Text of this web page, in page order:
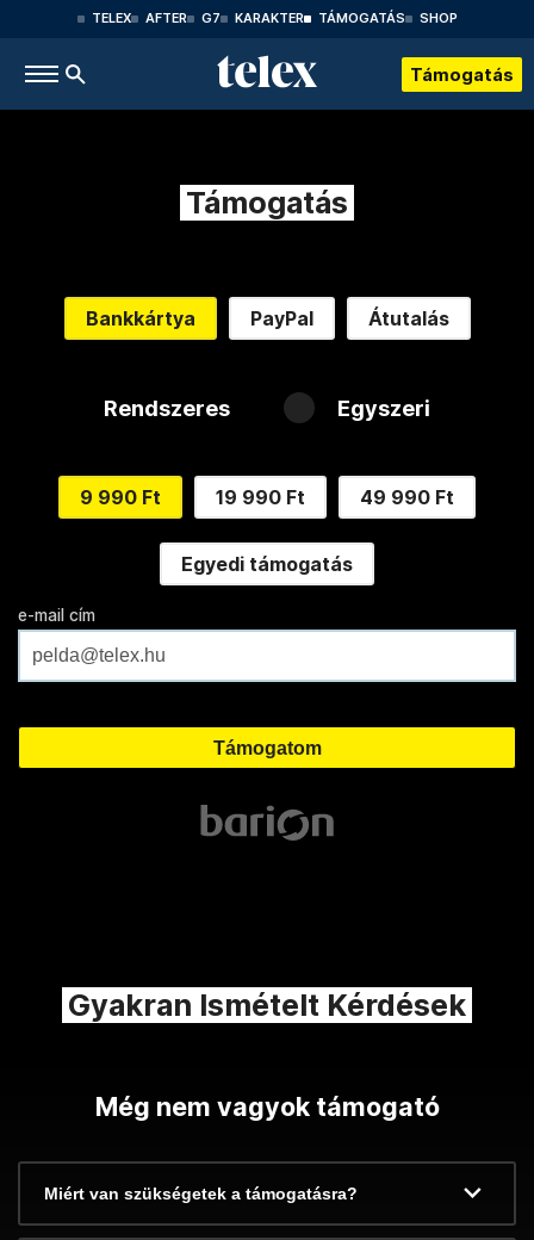
TELEX AFTER G7 KARAKTER TÁMOGATÁS SHOP
Támogatás
Támogatás
Bankkártya PayPal Átutalás
Rendszeres Egyszeri
9 990 Ft 19 990 Ft 49 990 Ft
Egyedi támogatás
e-mail cím
Gyakran Ismételt Kérdések
Még nem vagyok támogató
Miért van szükségetek a támogatásra?